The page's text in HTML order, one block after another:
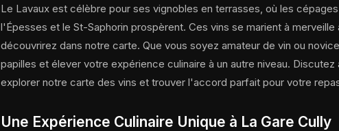
Le Lavaux est célèbre pour ses vignobles en terrasses, où les
l'Épesses et le St-Saphorin prospèrent. Ces vins se marient à
découvrirez dans notre carte. Que vous soyez amateur de vin ou
papilles et élever votre expérience culinaire à un autre niveau.
explorer notre carte des vins et trouver l'accord parfait pour votre
Une Expérience Culinaire Unique à La Gare Cully